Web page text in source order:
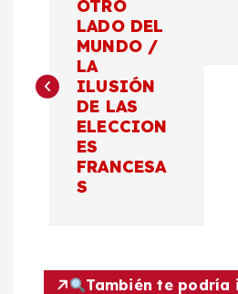
e
OTRO
LADO DEL
MUNDO /
LA
ILUSIÓN
DE LAS
ELECCION
ES
FRANCESA
S
También te podría